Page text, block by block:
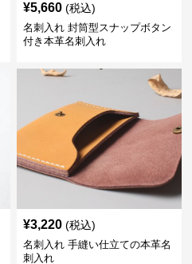
¥5,660 (税込)
名刺入れ 封筒型スナップボタン
付き本革名刺入れ
¥3,220 (税込)
名刺入れ 手縫い仕立ての本革名
刺入れ